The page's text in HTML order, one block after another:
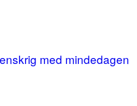
med mindedagen